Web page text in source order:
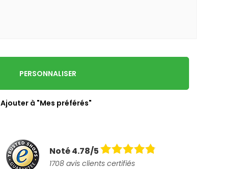
PERSONNALISER
Ajouter à "Mes préférés"
Noté 4.78/5
1708 avis clients certifiés